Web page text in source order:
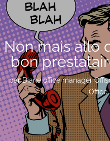
Non mais allo
bon
parDiane office manager
Office